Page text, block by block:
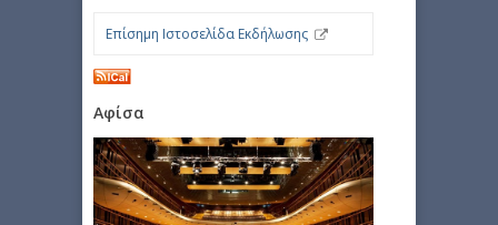
Επίσημη Ιστοσελίδα Εκδήλωσης
Αφίσα